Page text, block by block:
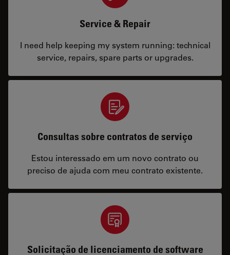
Service & Repair
I need help keeping my system running: technical
service, repairs, spare parts or upgrades.
Consultas sobre contratos de serviço
Estou interessado em um novo contrato ou
preciso de ajuda com meu contrato existente.
Solicitação de licenciamento de software